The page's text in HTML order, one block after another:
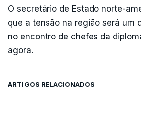
O secretário de Estado norte-
que a tensão na região será um
no encontro de chefes da
agora.
ARTIGOS RELACIONADOS